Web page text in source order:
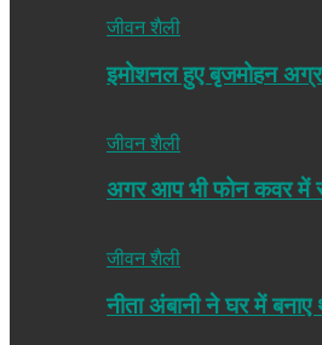
जीवन शैली
इमोशनल हुए बृजमोहन
जीवन शैली
अगर आप भी फोन कवर में
जीवन शैली
नीता अंबानी ने घर में